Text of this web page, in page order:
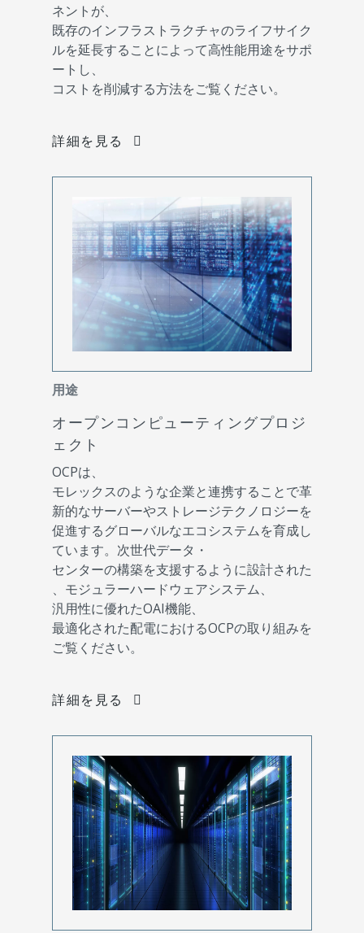
ネントが、
既存のインフラストラクチャのライフサイク
ルを延長することによって高性能用途をサポ
ートし、
コストを削減する方法をご覧ください。
詳細を見る
用途
オープンコンピューティングプロジ
ェクト
OCPは、
モレックスのような企業と連携することで革
新的なサーバーやストレージテクノロジーを
促進するグローバルなエコシステムを育成し
ています。次世代データ・
センターの構築を支援するように設計された
、モジュラーハードウェアシステム、
汎用性に優れたOAI機能、
最適化された配電におけるOCPの取り組みを
ご覧ください。
詳細を見る